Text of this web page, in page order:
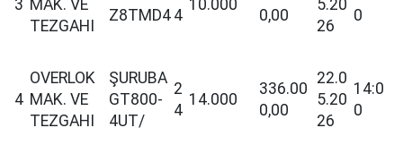
3 MAK. VE
TEZGAHI
Z8TMD4 4
10.000
0,00
5.20
26
0
4
OVERLOK
MAK. VE
TEZGAHI
ŞURUBA
GT800-
4UT/
2
4
14.000
336.00
0,00
22.0
5.20
26
14:0
0